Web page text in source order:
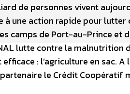
de personnes vivent
à une action rapide pour
camps de Port-au-Prince et
lutte contre la
: l’agriculture en sac.
partenaire le Crédit Coopératif